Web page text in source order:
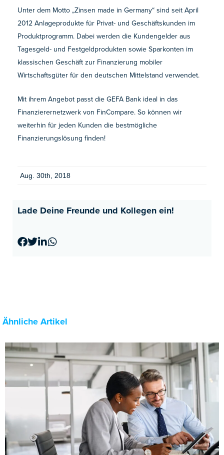
Unter dem Motto „Zinsen made in Germany“ sind seit April
2012 Anlageprodukte für Privat- und Geschäftskunden im
Produktprogramm. Dabei werden die Kundengelder aus
Tagesgeld- und Festgeldprodukten sowie Sparkonten im
klassischen Geschäft zur Finanzierung mobiler
Wirtschaftsgüter für den deutschen Mittelstand verwendet.
Mit ihrem Angebot passt die GEFA Bank ideal in das
Finanzierernetzwerk von FinCompare. So können wir
weiterhin für jeden Kunden die bestmögliche
Finanzierungslösung finden!
Aug. 30th, 2018
Lade Deine Freunde und Kollegen ein!
Ähnliche Artikel